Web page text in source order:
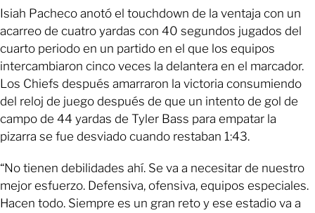
Isiah Pacheco anotó el touchdown de la ventaja con un
acarreo de cuatro yardas con 40 segundos jugados del
cuarto periodo en un partido en el que los equipos
intercambiaron cinco veces la delantera en el marcador.
Los Chiefs después amarraron la victoria consumiendo
del reloj de juego después de que un intento de gol de
campo de 44 yardas de Tyler Bass para empatar la
pizarra se fue desviado cuando restaban 1:43.
“No tienen debilidades ahí. Se va a necesitar de nuestro
mejor esfuerzo. Defensiva, ofensiva, equipos especiales.
Hacen todo. Siempre es un gran reto y ese estadio va a